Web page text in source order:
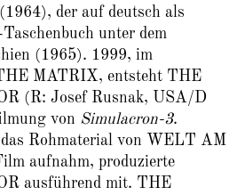
der auf deutsch als
unter dem
(1965). 1999, im
MATRIX, entsteht THE
(R: Josef Rusnak, USA/D
von Simulacron-3.
Rohmaterial von WELT AM
aufnahm, produzierte
ausführend mit. THE